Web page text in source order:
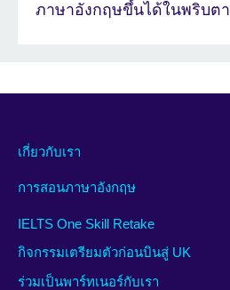
ภาษาอังกฤษขึ้นได้ในพริบตา
เกี่ยวกับเรา
การสอนภาษาอังกฤษ
IELTS One Skill Retake
กิจกรรมเตรียมตัวก่อนบินสู่ UK
ร่วมเป็นพาร์ทเนอร์กับเรา